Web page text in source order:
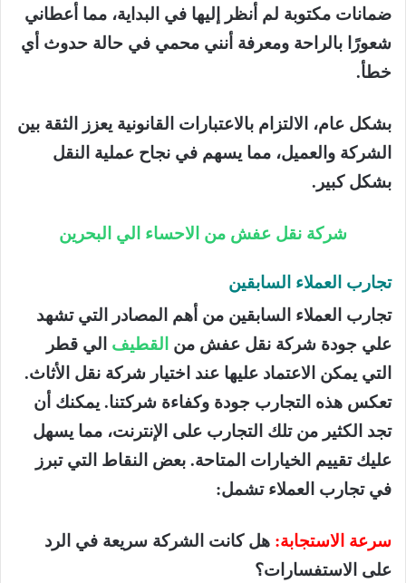
ضمانات مكتوبة لم أنظر إليها في البداية، مما أعطاني
شعورًا بالراحة ومعرفة أنني محمي في حالة حدوث أي
خطأ.
بشكل عام، الالتزام بالاعتبارات القانونية يعزز الثقة بين
الشركة والعميل، مما يسهم في نجاح عملية النقل
بشكل كبير.
شركة نقل عفش من الاحساء الي البحرين
تجارب العملاء السابقين
تجارب العملاء السابقين من أهم المصادر التي تشهد
علي جودة شركة نقل عفش من القطيف الي قطر
التي يمكن الاعتماد عليها عند اختيار شركة نقل الأثاث.
تعكس هذه التجارب جودة وكفاءة شركتنا. يمكنك أن
تجد الكثير من تلك التجارب على الإنترنت، مما يسهل
عليك تقييم الخيارات المتاحة. بعض النقاط التي تبرز
في تجارب العملاء تشمل:
سرعة الاستجابة: هل كانت الشركة سريعة في الرد
على الاستفسارات؟